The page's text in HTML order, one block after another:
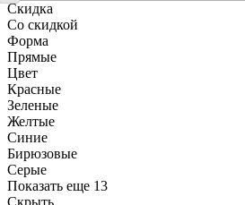
Скидка
Со скидкой
Форма
Прямые
Цвет
Красные
Зеленые
Желтые
Синие
Бирюзовые
Серые
Показать еще 13
Скрыть